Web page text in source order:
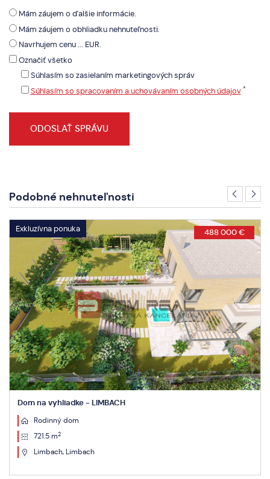
Mám záujem o ďalšie informácie.
Mám záujem o obhliadku nehnuteľnosti.
Navrhujem cenu ... EUR.
Označiť všetko
Súhlasím so zasielaním marketingových správ
Súhlasím so spracovaním a uchovávaním osobných údajov *
Podobné nehnuteľnosti
000 € Exkluzívna ponuka
Dom na vyhliadke - LIMBACH
Limbach, Limbach